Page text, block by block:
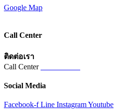
Google Map
Call Center
ติดต่อเรา
Call Center
Social Media
Facebook-f Line InstagramYoutube